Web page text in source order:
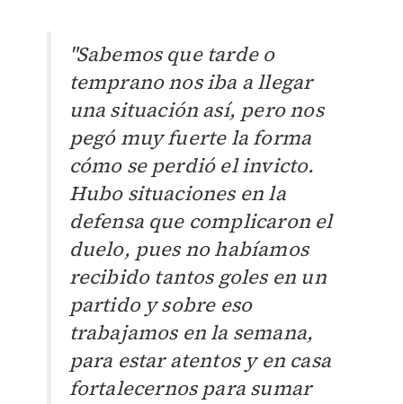
"Sabemos que tarde o
temprano nos iba a llegar
una situación así, pero nos
pegó muy fuerte la forma
cómo se perdió el invicto.
Hubo situaciones en la
defensa que complicaron el
duelo, pues no habíamos
recibido tantos goles en un
partido y sobre eso
trabajamos en la semana,
para estar atentos y en casa
fortalecernos para sumar